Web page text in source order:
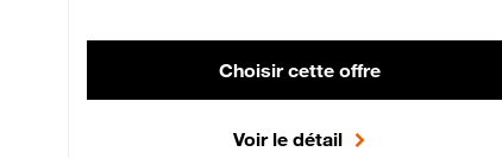
Choisir cette offre
Voir le détail